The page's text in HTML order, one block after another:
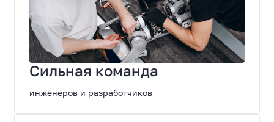
Сильная команда
инженеров и разработчиков